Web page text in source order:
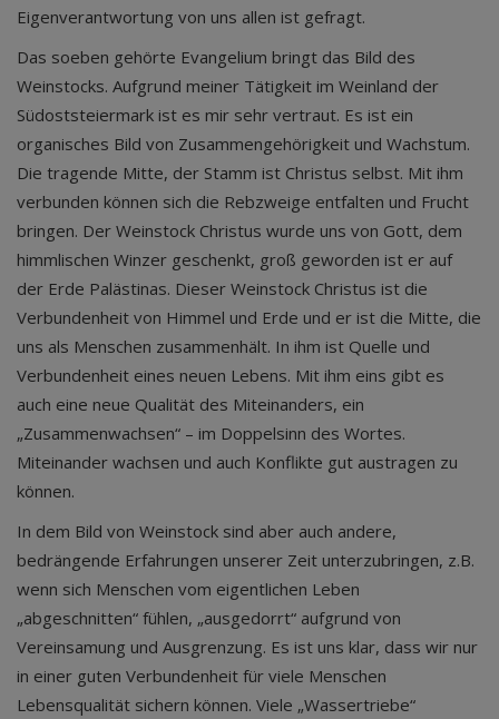
Eigenverantwortung von uns allen ist gefragt.
Das soeben gehörte Evangelium bringt das Bild des
Weinstocks. Aufgrund meiner Tätigkeit im Weinland der
Südoststeiermark ist es mir sehr vertraut. Es ist ein
organisches Bild von Zusammengehörigkeit und Wachstum.
Die tragende Mitte, der Stamm ist Christus selbst. Mit ihm
verbunden können sich die Rebzweige entfalten und Frucht
bringen. Der Weinstock Christus wurde uns von Gott, dem
himmlischen Winzer geschenkt, groß geworden ist er auf
der Erde Palästinas. Dieser Weinstock Christus ist die
Verbundenheit von Himmel und Erde und er ist die Mitte, die
uns als Menschen zusammenhält. In ihm ist Quelle und
Verbundenheit eines neuen Lebens. Mit ihm eins gibt es
auch eine neue Qualität des Miteinanders, ein
„Zusammenwachsen“ – im Doppelsinn des Wortes.
Miteinander wachsen und auch Konflikte gut austragen zu
können.
In dem Bild von Weinstock sind aber auch andere,
bedrängende Erfahrungen unserer Zeit unterzubringen, z.B.
wenn sich Menschen vom eigentlichen Leben
„abgeschnitten“ fühlen, „ausgedorrt“ aufgrund von
Vereinsamung und Ausgrenzung. Es ist uns klar, dass wir nur
in einer guten Verbundenheit für viele Menschen
Lebensqualität sichern können. Viele „Wassertriebe“